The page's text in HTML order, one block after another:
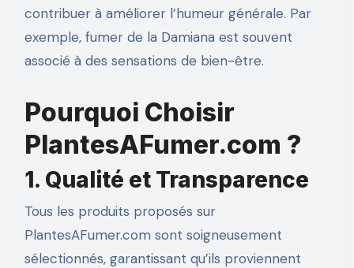
contribuer à améliorer l’humeur générale. Par
exemple, fumer de la Damiana est souvent
associé à des sensations de bien-être.
Pourquoi Choisir
PlantesAFumer.com ?
1. Qualité et Transparence
Tous les produits proposés sur
PlantesAFumer.com sont soigneusement
sélectionnés, garantissant qu’ils proviennent